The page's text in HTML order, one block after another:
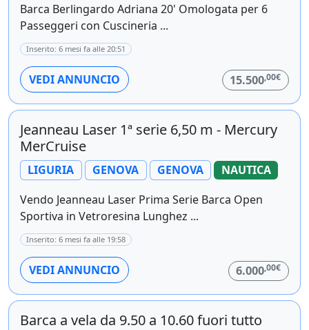
Barca Berlingardo Adriana 20' Omologata per 6
Passeggeri con Cuscineria ...
Inserito: 6 mesi fa alle 20:51
VEDI ANNUNCIO 15.500,00€
Jeanneau Laser 1ª serie 6,50 m - Mercury
MerCruise
LIGURIA GENOVA GENOVA
NAUTICA
Vendo Jeanneau Laser Prima Serie Barca Open
Sportiva in Vetroresina Lunghez ...
Inserito: 6 mesi fa alle 19:58
VEDI ANNUNCIO 6.000,00€
Barca a vela da 9.50 a 10.60 fuori tutto